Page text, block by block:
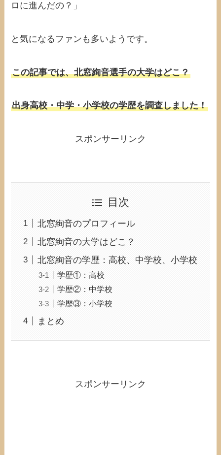
ロに進んだの？」
と気になるファンも多いようです。
この記事では、北窓絢音選手の大学はどこ？
出身高校・中学・小学校の学歴を調査しました！
スポンサーリンク
目次
北窓絢音のプロフィール
北窓絢音の大学はどこ？
北窓絢音の学歴：高校、中学校、小学校
学歴①：高校
学歴②：中学校
学歴③：小学校
まとめ
スポンサーリンク